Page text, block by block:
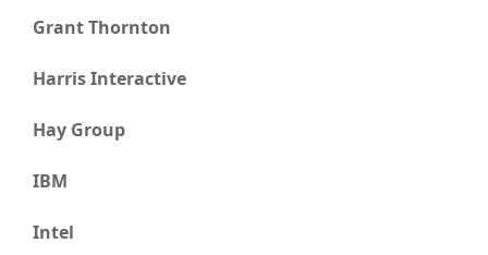
Grant Thornton
Harris Interactive
Hay Group
IBM
Intel